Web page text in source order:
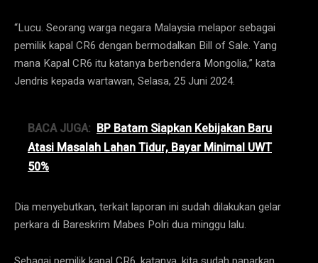
“Lucu. Seorang warga negara Malaysia melapor sebagai
pemilik kapal CR6 dengan bermodalkan Bill of Sale. Yang
mana Kapal CR6 itu katanya berbendera Mongolia,” kata
Jendris kepada wartawan, Selasa, 25 Juni 2024.
BACA JUGA: BP Batam Siapkan Kebijakan Baru
Atasi Masalah Lahan Tidur, Bayar Minimal UWT
50%
Dia menyebutkan, terkait laporan ini sudah dilakukan gelar
perkara di Bareskrim Mabes Polri dua minggu lalu.